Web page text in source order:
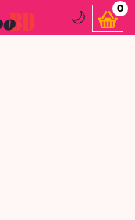
🌙
0